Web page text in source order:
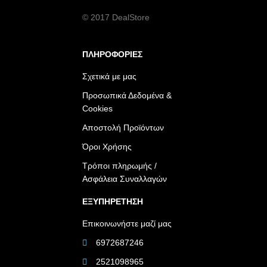
© 2017 DealStore
ΠΛΗΡΟΦΟΡΙΕΣ
Σχετικά με μας
Προσωπικά Δεδομένα &
Cookies
Αποστολή Προϊόντων
Όροι Χρήσης
Τρόποι πληρωμής /
Ασφάλεια Συναλλαγών
ΕΞΥΠΗΡΕΤΗΣΗ
Επικοινωνήστε μαζί μας
6972687246
2521098965